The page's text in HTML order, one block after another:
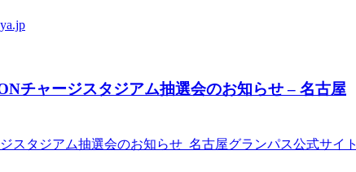
チャージスタジアム抽選会のお知らせ – 名古屋
スタジアム抽選会のお知らせ 名古屋グランパス公式サイト